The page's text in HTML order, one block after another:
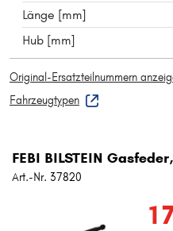
Länge [mm]
Hub [mm]
Original-Ersatzteilnummern
Fahrzeugtypen
FEBI BILSTEIN
Art.-Nr. 37820